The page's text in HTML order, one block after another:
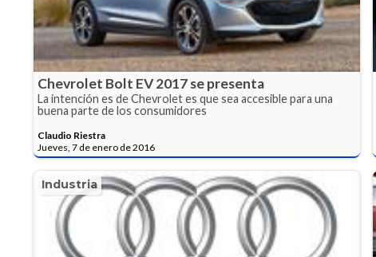
Chevrolet Bolt EV 2017 se presenta
La intención es de Chevrolet es que sea accesible para una
buena parte de los consumidores
Claudio Riestra
Jueves, 7 de enero de 2016
Industria